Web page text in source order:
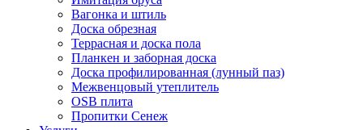
Вагонка и штиль
Доска обрезная
Террасная и доска пола
Планкен и заборная доска
Доска профилированная (лунный паз)
Межвенцовый утеплитель
OSB плита
Пропитки Сенеж